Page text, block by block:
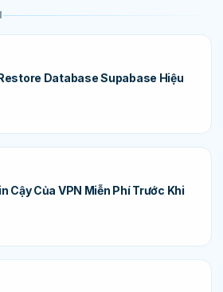
Database Supabase Hiệu
Cậy Của VPN Miễn Phí Trước Khi